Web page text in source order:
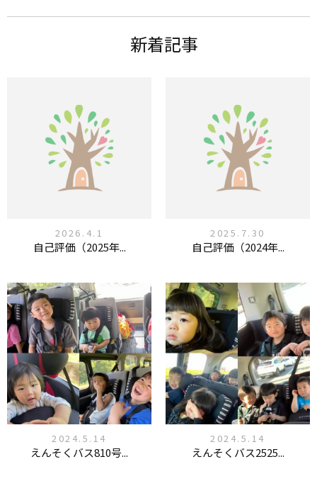
新着記事
2026.4.1
自己評価（2025年...
2025.7.30
自己評価（2024年...
2024.5.14
えんそくバス810号...
2024.5.14
えんそくバス2525...